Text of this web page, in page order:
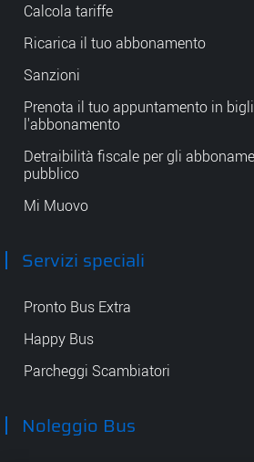
Calcola tariffe
Ricarica il tuo abbonamento
Sanzioni
Prenota il tuo appuntamento in
l'abbonamento
Detraibilità fiscale per gli
pubblico
Mi Muovo
Servizi speciali
Pronto Bus Extra
Happy Bus
Parcheggi Scambiatori
Noleggio Bus